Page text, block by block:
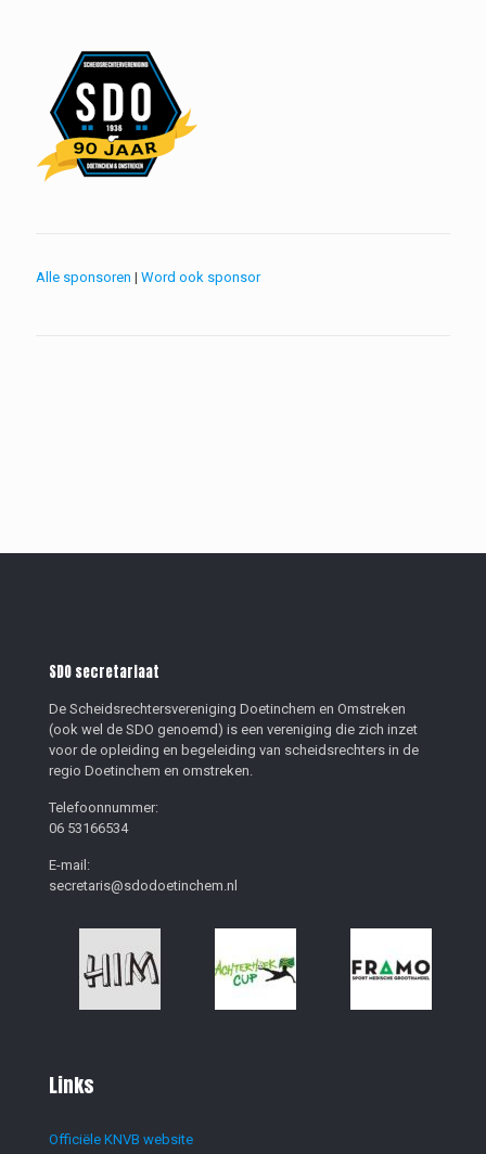
Alle sponsoren | Word ook sponsor
SDO secretariaat
De Scheidsrechtersvereniging Doetinchem en Omstreken
(ook wel de SDO genoemd) is een vereniging die zich inzet
voor de opleiding en begeleiding van scheidsrechters in de
regio Doetinchem en omstreken.
Telefoonnummer:
06 53166534
E-mail:
secretaris@sdodoetinchem.nl
Links
Officiële KNVB website